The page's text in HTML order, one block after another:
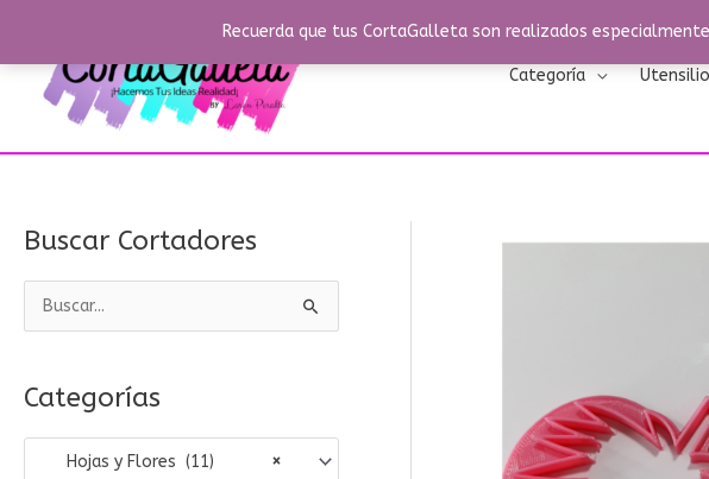
Recuerda que tus CortaGalleta son realizados
contenido
Categoría
Buscar Cortadores
c
a
Categorías
×
Hojas y Flores (11)